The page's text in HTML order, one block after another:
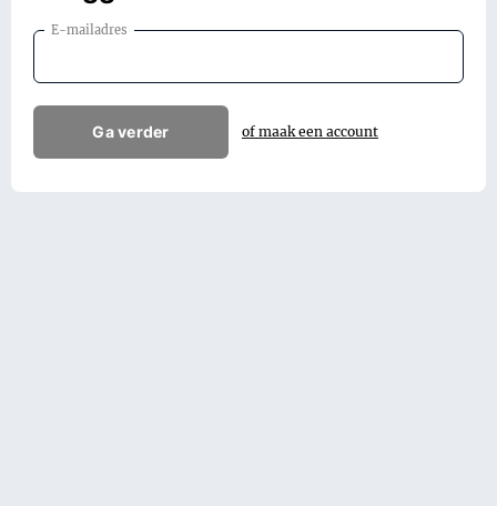
E-mailadres
Ga verder of maak een account